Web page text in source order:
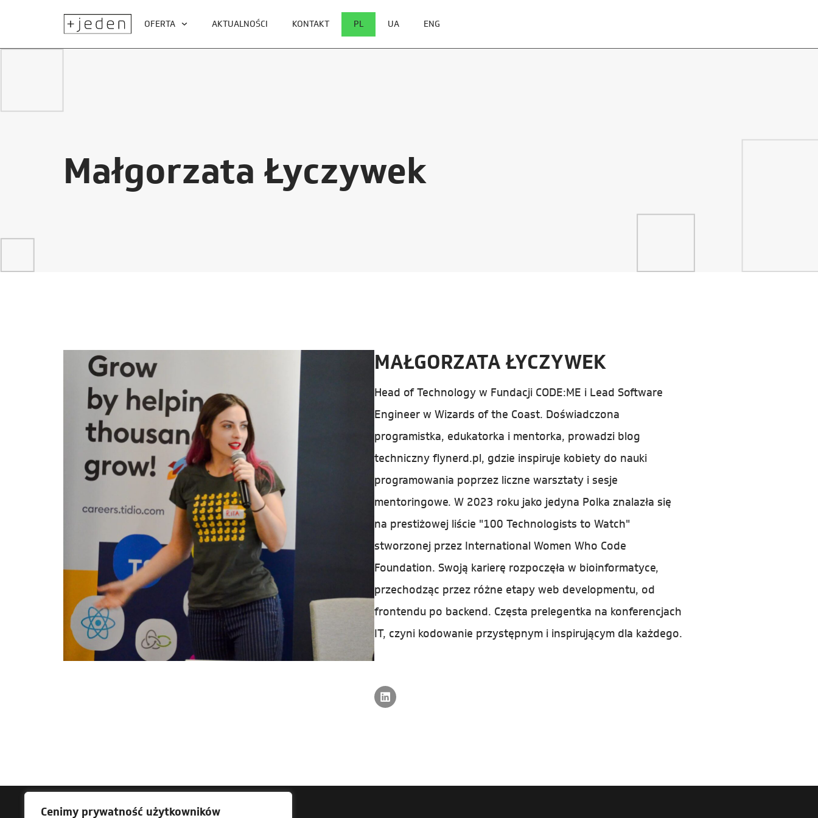
Cenimy prywatność użytkowników
OFERTA AKTUALNOŚCI KONTAKT PL UA ENG
Małgorzata Łyczywek
MAŁGORZATA ŁYCZYWEK
Head of Technology w Fundacji CODE:ME i Lead Software
Engineer w Wizards of the Coast. Doświadczona
programistka, edukatorka i mentorka, prowadzi blog
techniczny flynerd.pl, gdzie inspiruje kobiety do nauki
programowania poprzez liczne warsztaty i sesje
mentoringowe. W 2023 roku jako jedyna Polka znalazła się
na prestiżowej liście "100 Technologists to Watch"
stworzonej przez International Women Who Code
Foundation. Swoją karierę rozpoczęła w bioinformatyce,
przechodząc przez różne etapy web developmentu, od
frontendu po backend. Częsta prelegentka na konferencjach
IT, czyni kodowanie przystępnym i inspirującym dla każdego.